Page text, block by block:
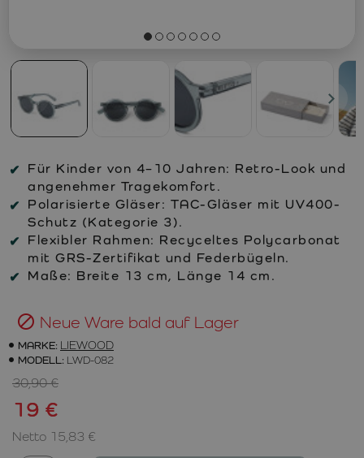
Für Kinder von 4–10 Jahren: Retro-Look und
angenehmer Tragekomfort.
Polarisierte Gläser: TAC-Gläser mit UV400-
Schutz (Kategorie 3).
Flexibler Rahmen: Recyceltes Polycarbonat
mit GRS-Zertifikat und Federbügeln.
Maße: Breite 13 cm, Länge 14 cm.
Neue Ware bald auf Lager
MARKE: LIEWOOD
MODELL: LWD-082
19 €
30,90 €
Netto 15,83 €